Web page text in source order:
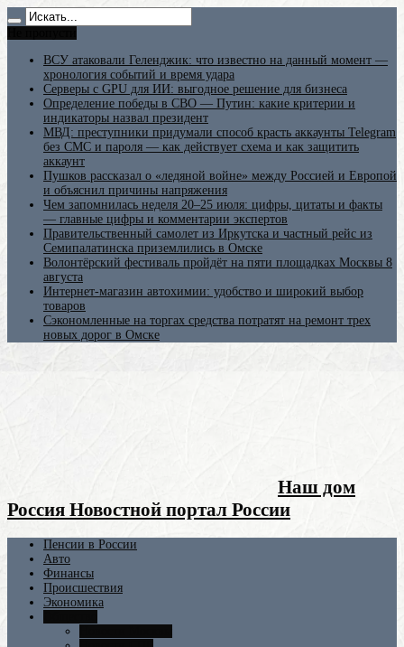
ВСУ атаковали Геленджик: что известно на данный момент —
хронология событий и время удара
Серверы с GPU для ИИ: выгодное решение для бизнеса
Определение победы в СВО — Путин: какие критерии и
индикаторы назвал президент
МВД: преступники придумали способ красть аккаунты Telegram
без СМС и пароля — как действует схема и как защитить
аккаунт
Пушков рассказал о «ледяной войне» между Россией и Европой
и объяснил причины напряжения
Чем запомнилась неделя 20–25 июля: цифры, цитаты и факты
— главные цифры и комментарии экспертов
Правительственный самолет из Иркутска и частный рейс из
Семипалатинска приземлились в Омске
Волонтёрский фестиваль пройдёт на пяти площадках Москвы 8
августа
Интернет-магазин автохимии: удобство и широкий выбор
товаров
Сэкономленные на торгах средства потратят на ремонт трех
новых дорог в Омске
Наш дом
Россия Новостной портал России
Пенсии в России
Авто
Финансы
Происшествия
Экономика